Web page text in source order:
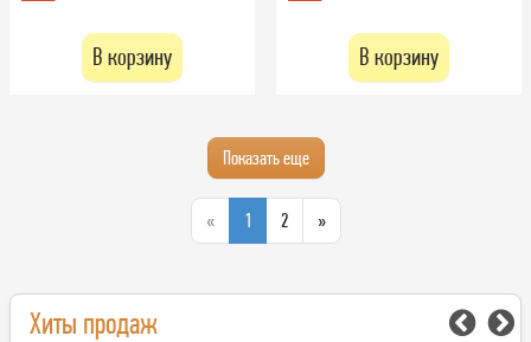
В корзину В корзину
Показать еще
« 1 2 »
Хиты продаж